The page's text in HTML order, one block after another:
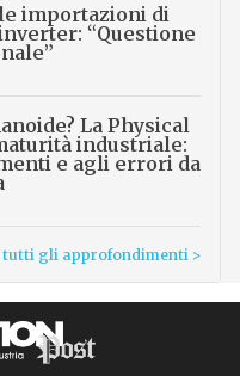
importazioni di
“Questione
La Physical
industriale:
e agli errori da
tutti gli approfondimenti >